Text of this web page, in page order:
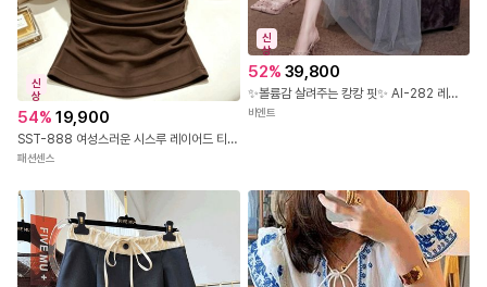
신
상
54% 19,900
SST-888 여성스러운 시스루 레이어드 티셔츠
패션센스
신
상
52% 39,800
✨볼륨감 살려주는 캉캉 핏✨ AI-282 레이스 숄더 캉캉 롱 원피스
비엔트